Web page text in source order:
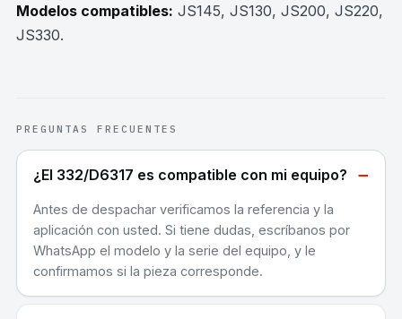
Modelos compatibles: JS145, JS130, JS200, JS220,
JS330.
PREGUNTAS FRECUENTES
¿El 332/D6317 es compatible con mi equipo? −
Antes de despachar verificamos la referencia y la
aplicación con usted. Si tiene dudas, escríbanos por
WhatsApp el modelo y la serie del equipo, y le
confirmamos si la pieza corresponde.